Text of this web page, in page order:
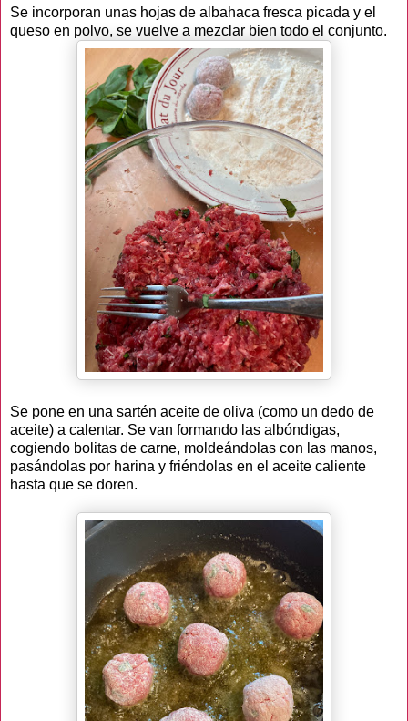
Se incorporan unas hojas de albahaca fresca picada y el
queso en polvo, se vuelve a mezclar bien todo el conjunto.
Se pone en una sartén aceite de oliva (como un dedo de
aceite) a calentar. Se van formando las albóndigas,
cogiendo bolitas de carne, moldeándolas con las manos,
pasándolas por harina y friéndolas en el aceite caliente
hasta que se doren.